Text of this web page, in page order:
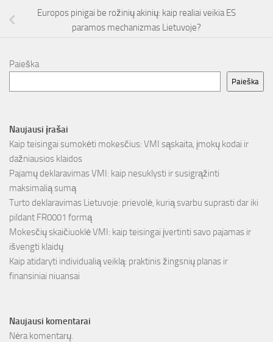
Europos pinigai be rožinių akinių: kaip realiai veikia ES
paramos mechanizmas Lietuvoje?
Paieška
Paieška
Naujausi įrašai
Kaip teisingai sumokėti mokesčius: VMI sąskaita, įmokų kodai ir
dažniausios klaidos
Pajamų deklaravimas VMI: kaip nesuklysti ir susigrąžinti
maksimalią sumą
Turto deklaravimas Lietuvoje: prievolė, kurią svarbu suprasti dar iki
pildant FR0001 formą
Mokesčių skaičiuoklė VMI: kaip teisingai įvertinti savo pajamas ir
išvengti klaidų
Kaip atidaryti individualią veiklą: praktinis žingsnių planas ir
finansiniai niuansai
Naujausi komentarai
Nėra komentarų.